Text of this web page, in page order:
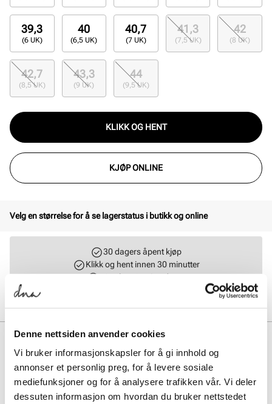
Denne nettsiden anvender cookies
Vi bruker informasjonskapsler for å gi innhold og
annonser et personlig preg, for å levere sosiale
mediefunksjoner og for å analysere trafikken vår. Vi deler
dessuten informasjon om hvordan du bruker nettstedet
39,3
(6 UK)
40
(6,5 UK)
40,7
(7 UK)
41,3
(7,5 UK)
42
(8 UK)
42,7
(8,5 UK)
43,3
(9 UK)
44
(9,5 UK)
KLIKK OG HENT
KJØP ONLINE
Velg en størrelse for å se lagerstatus i butikk og online
30 dagers åpent kjøp
Klikk og hent innen 30 minutter
Hjemlevering 3-7 dager
BESKRIVELSE
Grand Court Alpha 00s er en skate-inspirert sneaker fra adidas.
Modellen er har tydelige referanser til den populære modellen
Campus 00s. Kraftige lisser gir skoen et bold uttrykk, sammen med
de klassiske 3-stripes som definerer merket. Cloudfoam-innersåle